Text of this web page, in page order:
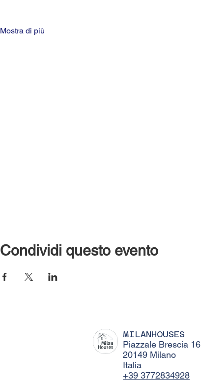
Mostra di più
Condividi questo evento
MILANHOUSES
Piazzale Brescia 16
20149 Milano
Italia
+39 3772834928